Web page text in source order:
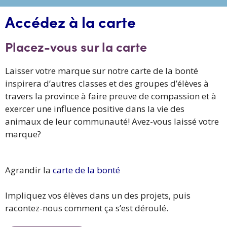
Accédez à la carte
Placez-vous sur la carte
Laisser votre marque sur notre carte de la bonté
inspirera d’autres classes et des groupes d’élèves à
travers la province à faire preuve de compassion et à
exercer une influence positive dans la vie des
animaux de leur communauté! Avez-vous laissé votre
marque?
Agrandir la carte de la bonté
Impliquez vos élèves dans un des projets, puis
racontez-nous comment ça s’est déroulé.